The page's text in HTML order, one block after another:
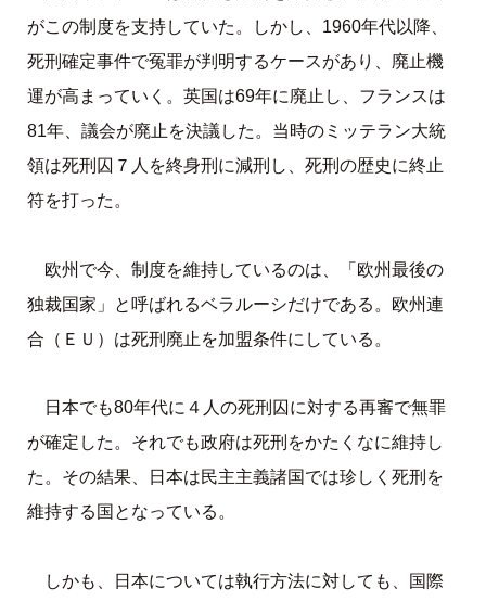
がこの制度を支持していた。しかし、1960年代以降、
死刑確定事件で冤罪が判明するケースがあり、廃止機
運が高まっていく。英国は69年に廃止し、フランスは
81年、議会が廃止を決議した。当時のミッテラン大統
領は死刑囚７人を終身刑に減刑し、死刑の歴史に終止
符を打った。
欧州で今、制度を維持しているのは、「欧州最後の
独裁国家」と呼ばれるベラルーシだけである。欧州連
合（ＥＵ）は死刑廃止を加盟条件にしている。
日本でも80年代に４人の死刑囚に対する再審で無罪
が確定した。それでも政府は死刑をかたくなに維持し
た。その結果、日本は民主主義諸国では珍しく死刑を
維持する国となっている。
しかも、日本については執行方法に対しても、国際